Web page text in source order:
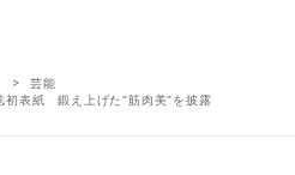
芸能
表紙 鍛え上げた“筋肉美”を披露